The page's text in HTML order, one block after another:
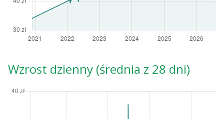
Wzrost dzienny (średnia z 28 dni)